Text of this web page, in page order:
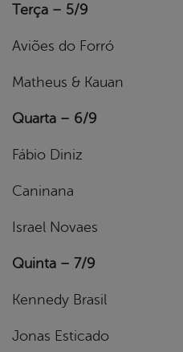
Terça – 5/9
Aviões do Forró
Matheus & Kauan
Quarta – 6/9
Fábio Diniz
Caninana
Israel Novaes
Quinta – 7/9
Kennedy Brasil
Jonas Esticado